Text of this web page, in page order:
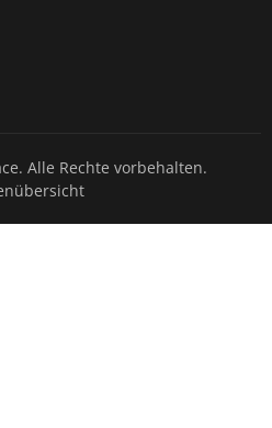
Alle Rechte vorbehalten.